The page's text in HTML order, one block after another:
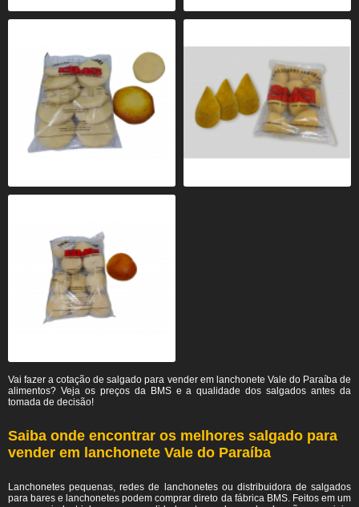
Vai fazer a cotação de salgado para vender em lanchonete Vale do Paraíba de
alimentos? Veja os preços da BMS e a qualidade dos salgados antes da
tomada de decisão!
Saiba onde encontrar os melhores salgado para
vender em lanchonete Vale do Paraíba
Lanchonetes pequenas, redes de lanchonetes ou distribuidora de salgados
para bares e lanchonetes podem comprar direto da fábrica BMS. Feitos em um